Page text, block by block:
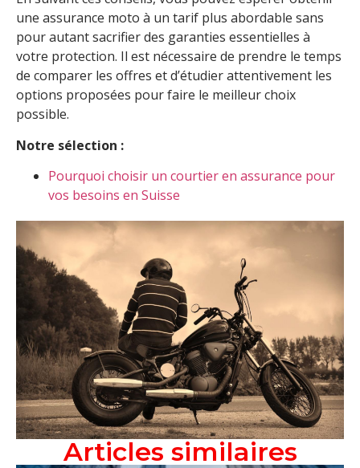
une assurance moto à un tarif plus abordable sans
pour autant sacrifier des garanties essentielles à
votre protection. Il est nécessaire de prendre le temps
de comparer les offres et d’étudier attentivement les
options proposées pour faire le meilleur choix
possible.
Notre sélection :
Pourquoi choisir un courtier en assurance pour
vos besoins en Suisse
Articles similaires